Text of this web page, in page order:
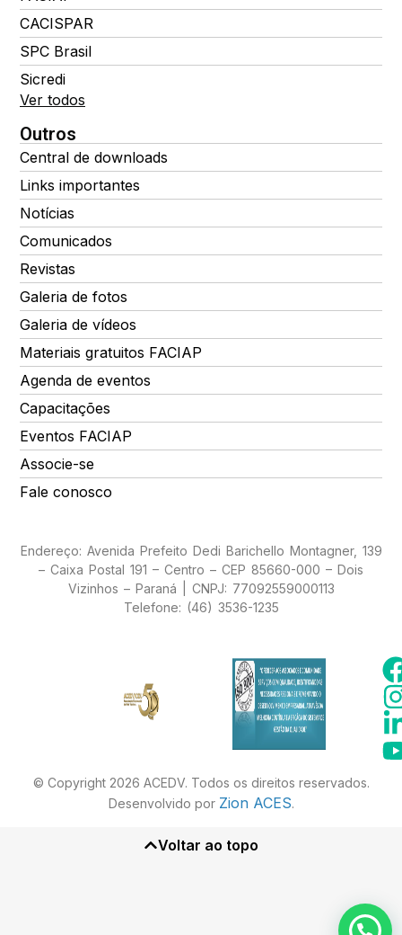
CACISPAR
SPC Brasil
Sicredi
Ver todos
Outros
Central de downloads
Links importantes
Notícias
Comunicados
Revistas
Galeria de fotos
Galeria de vídeos
Materiais gratuitos FACIAP
Agenda de eventos
Capacitações
Eventos FACIAP
Associe-se
Fale conosco
Endereço: Avenida Prefeito Dedi Barichello Montagner, 139
– Caixa Postal 191 – Centro – CEP 85660-000 – Dois
Vizinhos – Paraná | CNPJ: 77092559000113
Telefone: (46) 3536-1235
© Copyright 2026 ACEDV. Todos os direitos reservados.
Desenvolvido por Zion ACES.
Voltar ao topo